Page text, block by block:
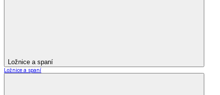
Ložnice a spaní
Ložnice a spaní